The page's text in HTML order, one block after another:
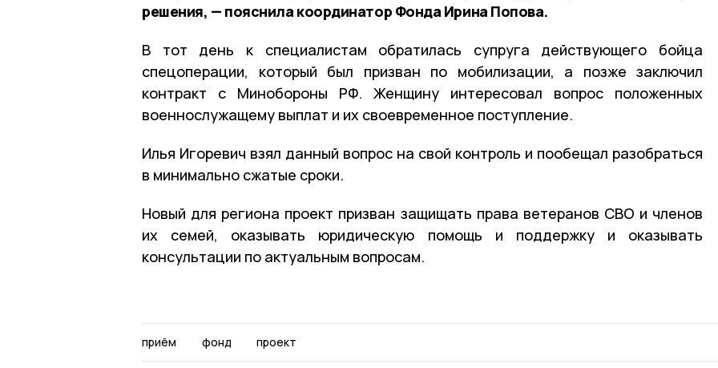
решения, — пояснила координатор Фонда Ирина Попова.
В тот день к специалистам обратилась супруга действующего бойца
спецоперации, который был призван по мобилизации, а позже заключил
контракт с Минобороны РФ. Женщину интересовал вопрос положенных
военнослужащему выплат и их своевременное поступление.
Илья Игоревич взял данный вопрос на свой контроль и пообещал разобраться
в минимально сжатые сроки.
Новый для региона проект призван защищать права ветеранов СВО и членов
их семей, оказывать юридическую помощь и поддержку и оказывать
консультации по актуальным вопросам.
приём фонд проект